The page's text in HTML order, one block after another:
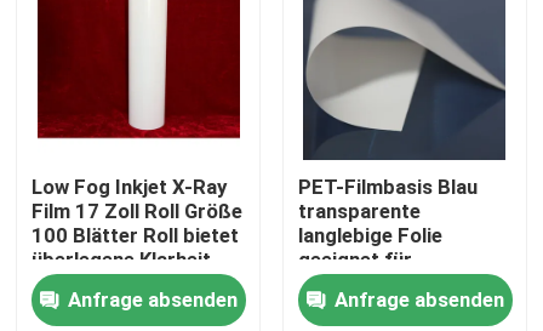
Produkte
Über uns
Low Fog Inkjet X-Ray
Film 17 Zoll Roll Größe
100 Blätter Roll bietet
überlegene Klarheit
und Detail für
radiographische
Anfrage absenden
PET-Filmbasis Blau
transparente
langlebige Folie
geeignet für
industrielle
Verpackungs- und
Anfrage absenden